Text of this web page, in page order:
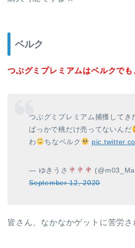
ベルク
つぶグミプレミアムはベルクでも
つぶグミプレミアム捕獲してき
ばっかで桃だけ売ってないんだ
わ
ちなベルク
— ゆきうさ
September 12, 2020
皆さん、なかなかゲットに苦労